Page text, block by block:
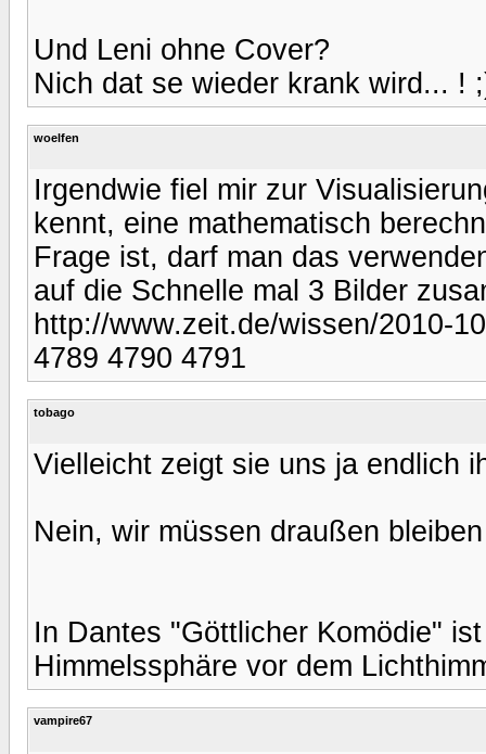
Und Leni ohne Cover?
Nich dat se wieder krank wird... !
woelfen
Irgendwie fiel mir zur
kennt, eine mathematisch
Frage ist, darf man das
auf die Schnelle mal 3 Bilder
http://www.zeit.de/wissen/2010-
4789 4790 4791
tobago
Vielleicht zeigt sie uns ja endlich
Nein, wir müssen draußen
In Dantes "Göttlicher Komödie"
Himmelssphäre vor dem
vampire67